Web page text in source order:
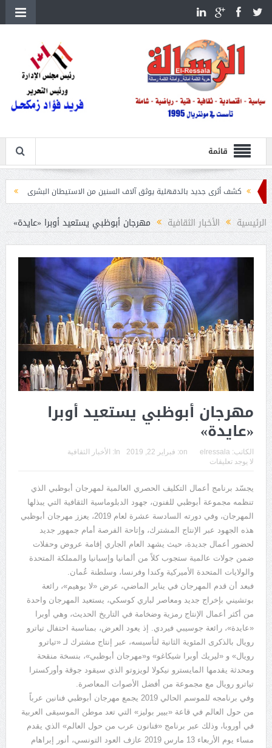
قائمة
جديد بالدقهلية يوثق آلاف السنين من الاستيطان البشرى اتحاد الكرة يطلب
الرئيسية الأخبار الثقافية مهرجان أبوظبي يستعيد أوبرا «عايدة»
مهرجان أبوظبي يستعيد أوبرا
«عايدة»
الكاتب: elressala
on: فبراير 22, 2019 In: الأخبار الثقافية
لا يوجد تعليقات
يجسّد برنامج أعمال التكليف الحصري العالمية لمهرجان أبوظبي الذي
تنظمه مجموعة أبوظبي للفنون، جهود الدبلوماسية الثقافية التي يبذلها
المهرجان، وفي دورته السادسة عشرة لعام 2019، يعزز مهرجان أبوظبي
هذه الجهود عبر الإنتاج المشترك، وإتاحة الفرصة أمام جمهور جديد
لحضور أعمال جديدة، حيث يشهد العام الجاري إقامة عروض وحفلات
ضمن جولات عالمية ستجوب كلاً من ألمانيا وإسبانيا والمملكة المتحدة
والولايات المتحدة الأميركية وكندا وفرنسا، وسلطنة عُمان.
فبعد أن قدم المهرجان في يناير الماضي، عرض «لا بوهيم»، رائعة
بوتشيني بإخراج جديد ومعاصر لباري كوسكي، يستعيد المهرجان واحدة
من أكثر أعمال الإنتاج رمزية وضخامة في التاريخ الحديث، وهي أوبرا
«عايدة»، رائعة جوسيبي فيردي. إذ يعود العرض، بمناسبة احتفال تياترو
رويال بالذكرى المئوية الثانية لتأسيسه، عبر إنتاج مشترك لـ «تياترو
رويال» و «ليريك أوبرا شيكاغو» و«مهرجان أبوظبي»، بنسخة منقحة
ومحدثة يقدمها المايسترو نيكولا لويزوتو الذي سيقود جوقة وأوركسترا
تياترو رويال مع مجموعة من أفضل الأصوات المعاصرة.
وفي برنامجه للموسم الحالي 2019 يجمع مهرجان أبوظبي فنانين عرباً
من حول العالم في قاعة «بيير بوليز» التي تعد موطن الموسيقى العربية
في أوروبا، وذلك عبر برنامج «فنانون عرب من حول العالم» الذي يقدم
مساء يوم الأربعاء 13 مارس 2019 عازف العود التونسي، أنور إبراهام